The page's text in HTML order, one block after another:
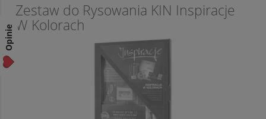
Zestaw do Rysowania KIN Inspiracje
W Kolorach
Opinie